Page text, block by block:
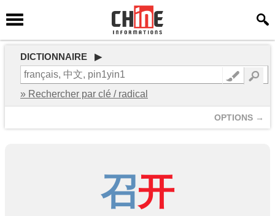
DICTIONNAIRE ▶
» Rechercher par clé / radical
OPTIONS →
召开